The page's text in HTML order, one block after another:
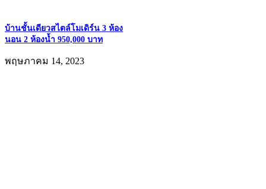
บ้านชั้นเดียวสไตล์โมเดิร์น 3 ห้อง
นอน 2 ห้องน้ำ 950,000 บาท
พฤษภาคม 14, 2023